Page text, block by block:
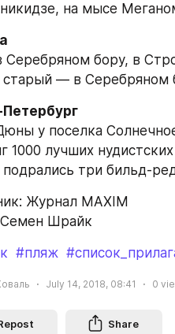
на мысе
Серебряном бору, в
— в Серебряном
у поселка
1000 лучших
подрались три бильд-
Журнал MAXIM
Семен Шрайк
#пляж
July 14, 2018, 08:41 0
Share